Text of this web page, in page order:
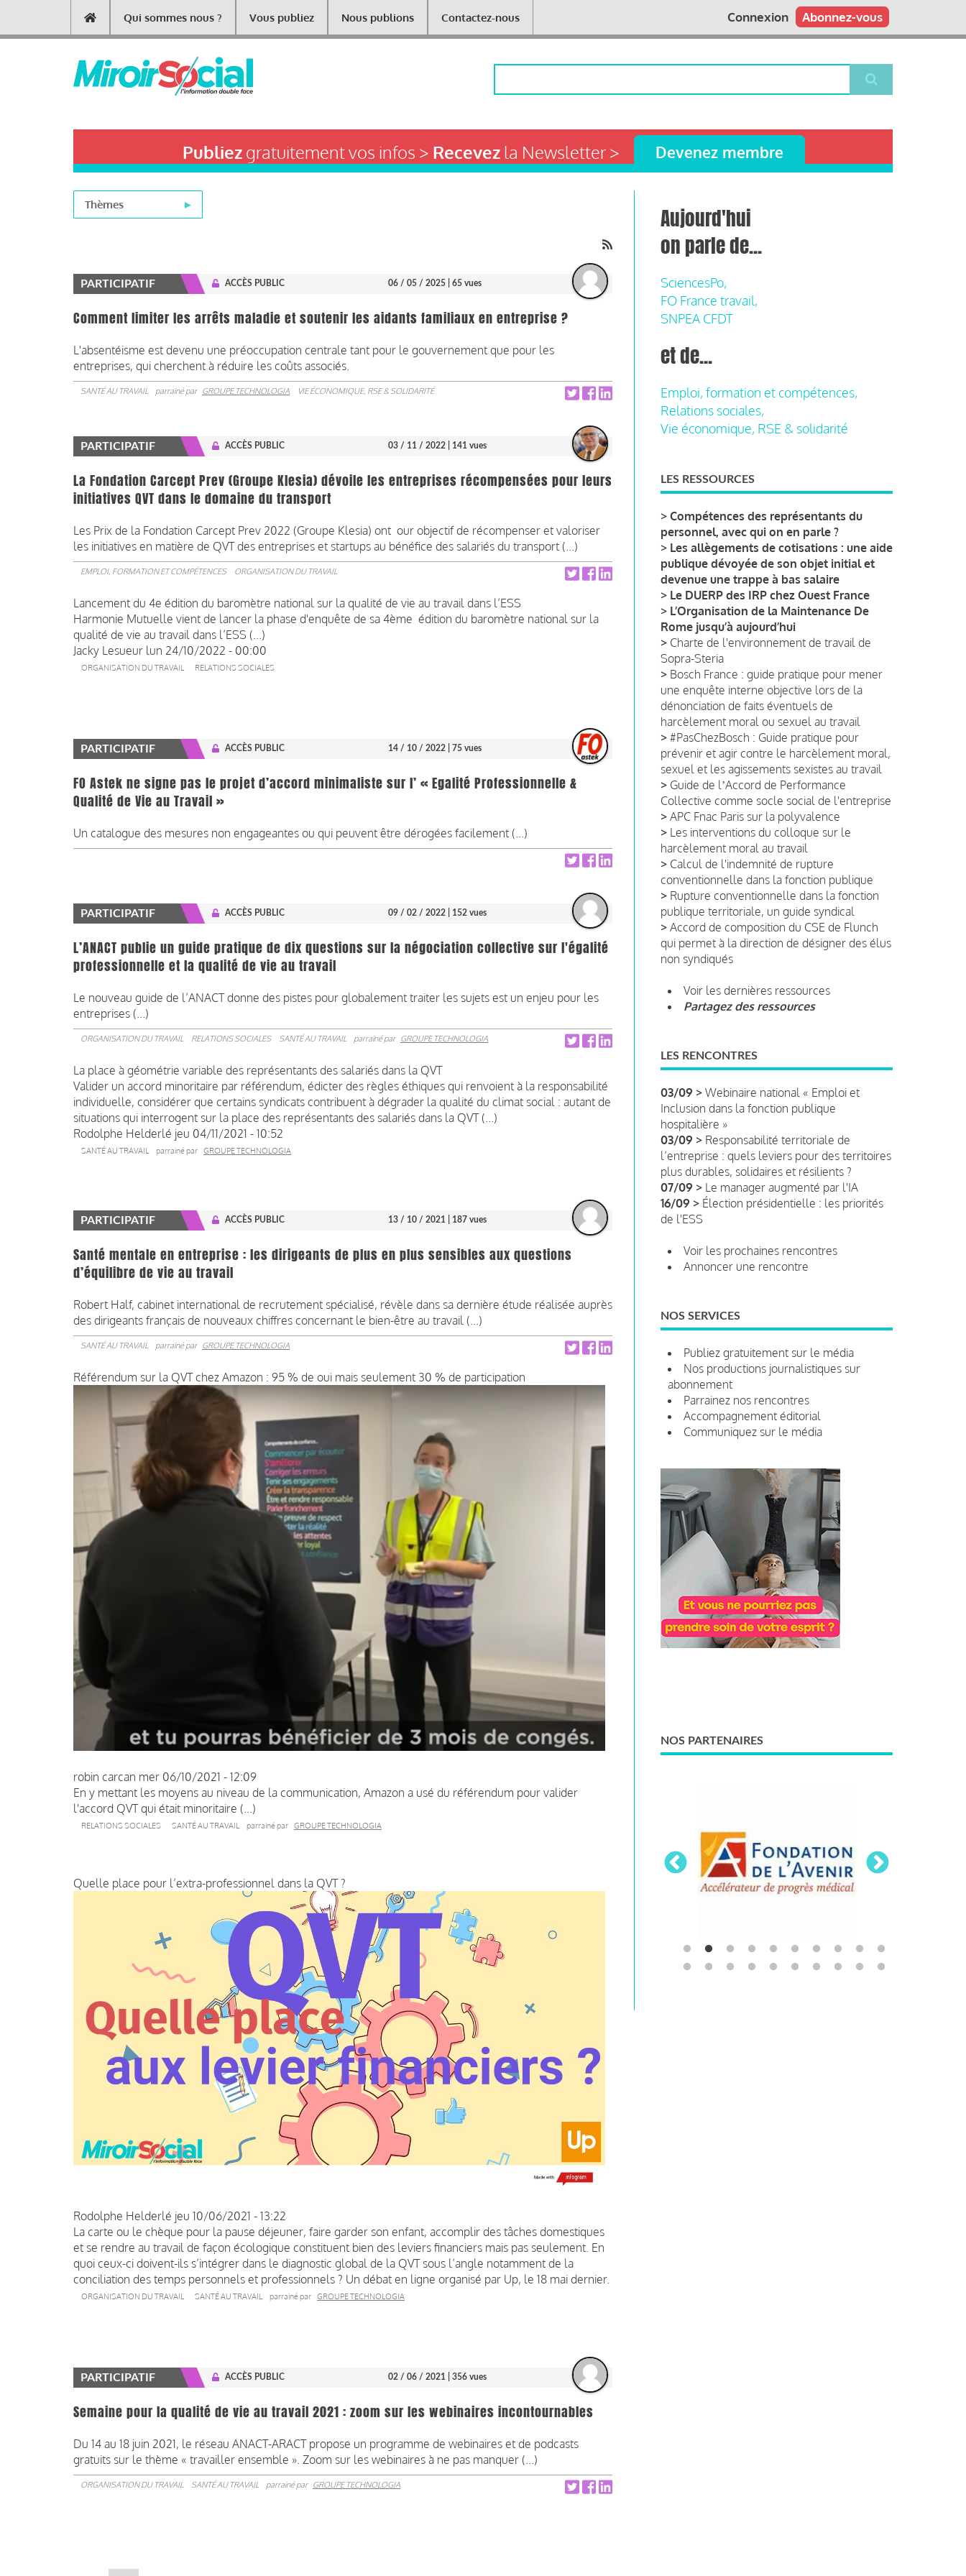
contenu
Main
navigation
Qui sommes nous ? Vous publiez Nous publions Contactez-nous Abonnez-vous
Connexion
Publiezgratuitement vos infos > Recevezla Newsletter > Devenez membre
Thèmes
PARTICIPATIF ACCÈS PUBLIC 06 / 05 / 2025 | 65 vues
Comment limiter les arrêts maladie et soutenir les aidants familiaux en entreprise ?
L'absentéisme est devenu une préoccupation centrale tant pour le gouvernement que pour les
entreprises, qui cherchent à réduire les coûts associés.
SANTÉ AU TRAVAIL parrainé par GROUPE TECHNOLOGIA VIE ÉCONOMIQUE, RSE & SOLIDARITÉ
PARTICIPATIF ACCÈS PUBLIC 03 / 11 / 2022 | 141 vues
La Fondation Carcept Prev (Groupe Klesia) dévoile les entreprises récompensées pour leurs
initiatives QVT dans le domaine du transport
Les Prix de la Fondation Carcept Prev 2022 (Groupe Klesia) ont our objectif de récompenser et valoriser
les initiatives en matière de QVT des entreprises et startups au bénéfice des salariés du transport (...)
EMPLOI, FORMATION ET COMPÉTENCES ORGANISATION DU TRAVAIL
Lancement du 4e édition du baromètre national sur la qualité de vie au travail dans l’ESS
Harmonie Mutuelle vient de lancer la phase d'enquête de sa 4ème édition du baromètre national sur la
qualité de vie au travail dans l’ESS (...)
Jacky Lesueur lun 24/10/2022 - 00:00
ORGANISATION DU TRAVAIL RELATIONS SOCIALES
PARTICIPATIF ACCÈS PUBLIC 14 / 10 / 2022 | 75 vues
FO Astek ne signe pas le projet d’accord minimaliste sur l’ « Egalité Professionnelle &
Qualité de Vie au Travail »
Un catalogue des mesures non engageantes ou qui peuvent être dérogées facilement (...)
PARTICIPATIF ACCÈS PUBLIC 09 / 02 / 2022 | 152 vues
L’ANACT publie un guide pratique de dix questions sur la négociation collective sur l'égalité
professionnelle et la qualité de vie au travail
Le nouveau guide de l’ANACT donne des pistes pour globalement traiter les sujets est un enjeu pour les
entreprises (...)
ORGANISATION DU TRAVAIL RELATIONS SOCIALES SANTÉ AU TRAVAIL parrainé par GROUPE TECHNOLOGIA
La place à géométrie variable des représentants des salariés dans la QVT
Valider un accord minoritaire par référendum, édicter des règles éthiques qui renvoient à la responsabilité
individuelle, considérer que certains syndicats contribuent à dégrader la qualité du climat social : autant de
situations qui interrogent sur la place des représentants des salariés dans la QVT (...)
Rodolphe Helderlé jeu 04/11/2021 - 10:52
SANTÉ AU TRAVAIL parrainé par GROUPE TECHNOLOGIA
PARTICIPATIF ACCÈS PUBLIC 13 / 10 / 2021 | 187 vues
Santé mentale en entreprise : les dirigeants de plus en plus sensibles aux questions
d’équilibre de vie au travail
Robert Half, cabinet international de recrutement spécialisé, révèle dans sa dernière étude réalisée auprès
des dirigeants français de nouveaux chiffres concernant le bien-être au travail (...)
SANTÉ AU TRAVAIL parrainé par GROUPE TECHNOLOGIA
Référendum sur la QVT chez Amazon : 95 % de oui mais seulement 30 % de participation
robin carcan mer 06/10/2021 - 12:09
En y mettant les moyens au niveau de la communication, Amazon a usé du référendum pour valider
l'accord QVT qui était minoritaire (...)
RELATIONS SOCIALES SANTÉ AU TRAVAIL parrainé par GROUPE TECHNOLOGIA
Quelle place pour l’extra-professionnel dans la QVT ?
Rodolphe Helderlé jeu 10/06/2021 - 13:22
La carte ou le chèque pour la pause déjeuner, faire garder son enfant, accomplir des tâches domestiques
et se rendre au travail de façon écologique constituent bien des leviers financiers mais pas seulement. En
quoi ceux-ci doivent-ils s’intégrer dans le diagnostic global de la QVT sous l’angle notamment de la
conciliation des temps personnels et professionnels ? Un débat en ligne organisé par Up, le 18 mai dernier.
ORGANISATION DU TRAVAIL SANTÉ AU TRAVAIL parrainé par GROUPE TECHNOLOGIA
PARTICIPATIF ACCÈS PUBLIC 02 / 06 / 2021 | 356 vues
Semaine pour la qualité de vie au travail 2021 : zoom sur les webinaires incontournables
Du 14 au 18 juin 2021, le réseau ANACT-ARACT propose un programme de webinaires et de podcasts
gratuits sur le thème « travailler ensemble ». Zoom sur les webinaires à ne pas manquer (...)
ORGANISATION DU TRAVAIL SANTÉ AU TRAVAIL parrainé par GROUPE TECHNOLOGIA
Aujourd'hui
on parle de...
SciencesPo,
FO France travail,
SNPEA CFDT
et de...
Emploi, formation et compétences,
Relations sociales,
Vie économique, RSE & solidarité
LES RESSOURCES
> Compétences des représentants du
personnel, avec qui on en parle ?
> Les allègements de cotisations : une aide
publique dévoyée de son objet initial et
devenue une trappe à bas salaire
> Le DUERP des IRP chez Ouest France
> L’Organisation de la Maintenance De
Rome jusqu’à aujourd’hui
> Charte de l'environnement de travail de
Sopra-Steria
> Bosch France : guide pratique pour mener
une enquête interne objective lors de la
dénonciation de faits éventuels de
harcèlement moral ou sexuel au travail
> #PasChezBosch : Guide pratique pour
prévenir et agir contre le harcèlement moral,
sexuel et les agissements sexistes au travail
> Guide de lʼAccord de Performance
Collective comme socle social de l'entreprise
> APC Fnac Paris sur la polyvalence
> Les interventions du colloque sur le
harcèlement moral au travail
> Calcul de l'indemnité de rupture
conventionnelle dans la fonction publique
> Rupture conventionnelle dans la fonction
publique territoriale, un guide syndical
> Accord de composition du CSE de Flunch
qui permet à la direction de désigner des élus
non syndiqués
Voir les dernières ressources
Partagez des ressources
LES RENCONTRES
03/09 > Webinaire national « Emploi et
Inclusion dans la fonction publique
hospitalière »
03/09 > Responsabilité territoriale de
l’entreprise : quels leviers pour des territoires
plus durables, solidaires et résilients ?
07/09 > Le manager augmenté par l'IA
16/09 > Élection présidentielle : les priorités
de l'ESS
Voir les prochaines rencontres
Annoncer une rencontre
NOS SERVICES
Publiez gratuitement sur le média
Nos productions journalistiques sur
abonnement
Parrainez nos rencontres
Accompagnement éditorial
Communiquez sur le média
NOS PARTENAIRES